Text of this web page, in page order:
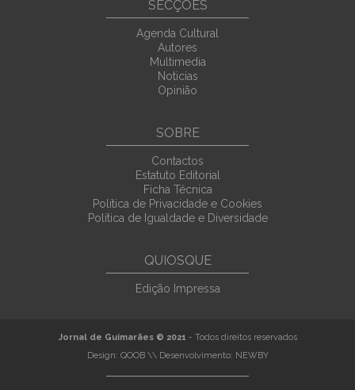
SECÇÕES
Agenda Cultural
Autores
Multimedia
Noticias
Opinião
SOBRE
Contactos
Estatuto Editorial
Ficha Técnica
Política de Privacidade e Cookies
Política de Igualdade e Diversidade
QUIOSQUE
Edição Impressa
Jornal de Guimarães © 2021 - Todos direitos reservados
Design: QOOB\\ Desenvolvimento: NEWBY